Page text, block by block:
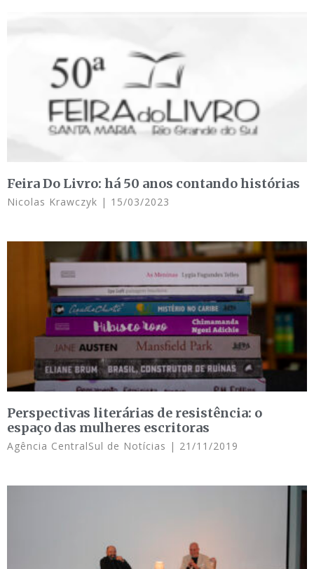
Feira Do Livro: há 50 anos contando histórias
Nicolas Krawczyk 15/03/2023
Perspectivas literárias de resistência: o
espaço das mulheres escritoras
Agência CentralSul de Notícias 21/11/2019